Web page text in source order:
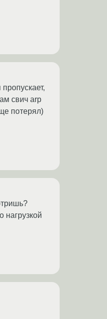
свич arp
потерял)
нагрузкой